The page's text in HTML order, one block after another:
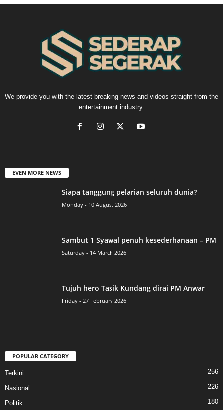
We provide you with the latest breaking news and videos straight from the
entertainment industry.
EVEN MORE NEWS
Siapa tanggung pelarian seluruh dunia?
Monday - 10 August 2026
Sambut 1 Syawal penuh kesederhanaan – PM
Saturday - 14 March 2026
Tujuh hero Tasik Kundang dirai PM Anwar
Friday - 27 February 2026
POPULAR CATEGORY
Terkini 256
Nasional 226
Politik 180